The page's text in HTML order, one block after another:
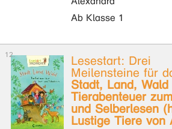
Ab Klasse 1
Lesestart: Drei
Meilensteine für
Stadt, Land, Wald
Tierabenteuer
und Selberlesen
Lustige Tiere von